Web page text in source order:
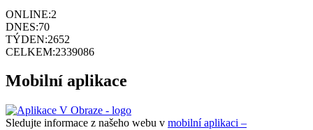
ONLINE:2
DNES:70
TÝDEN:2652
CELKEM:2339086
Mobilní aplikace
Sledujte informace z našeho webu v mobilní aplikaci –